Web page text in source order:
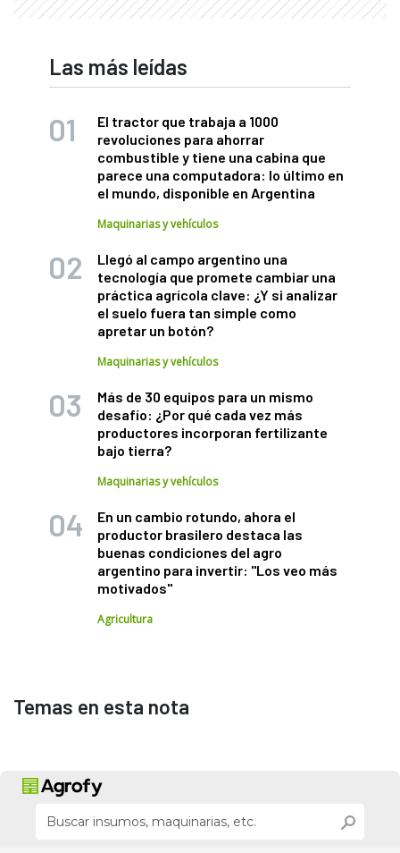
Las más leídas
El tractor que trabaja a 1000
revoluciones para ahorrar
combustible y tiene una cabina que
parece una computadora: lo último en
el mundo, disponible en Argentina
Maquinarias y vehículos
Llegó al campo argentino una
tecnología que promete cambiar una
práctica agrícola clave: ¿Y si analizar
el suelo fuera tan simple como
apretar un botón?
Maquinarias y vehículos
Más de 30 equipos para un mismo
desafío: ¿Por qué cada vez más
productores incorporan fertilizante
bajo tierra?
Maquinarias y vehículos
En un cambio rotundo, ahora el
productor brasilero destaca las
buenas condiciones del agro
argentino para invertir: "Los veo más
motivados"
Agricultura
Temas en esta nota